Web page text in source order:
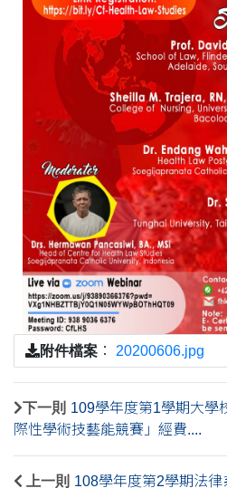
附件檔案 ： 20200606.jpg
下一則 109學年度第1學期大學
際性學術技藝能競賽」經費....
上一則 108學年度第2學期法